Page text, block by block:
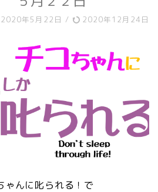
2020年5月22日 / 2020年12月24日
ゃんに叱られる！で